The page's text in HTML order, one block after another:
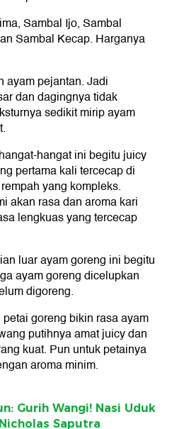
Sambal Ijo, Sambal
Sambal Kecap. Harganya
ayam pejantan. Jadi
dan dagingnya tidak
sedikit mirip ayam
hangat ini begitu juicy
pertama kali tercecap di
yang kompleks.
akan rasa dan aroma kari
lengkuas yang tercecap
luar ayam goreng ini begitu
ayam goreng dicelupkan
digoreng.
goreng bikin rasa ayam
putihnya amat juicy dan
kuat. Pun untuk petainya
aroma minim.
Gurih Wangi! Nasi Uduk
Saputra